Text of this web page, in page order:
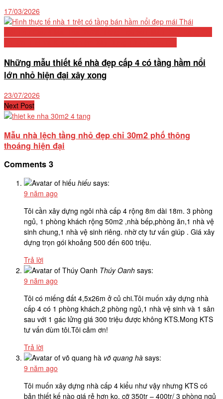
17/03/2026
Những mẫu thiết kế nhà đẹp cấp 4 có tầng hầm nổi
lớn nhỏ hiện đại xây xong
23/07/2026
Next Post
Mẫu nhà lệch tầng nhỏ đẹp chỉ 30m2 phố thông
thoáng hiện đại
Comments 3
hiếu says:
9 năm ago
Tôi cần xây dựng ngôi nhà cấp 4 rộng 8m dài 18m. 3 phòng
ngủ, 1 phòng khách rộng 50m2 ,nhà bếp,phòng ăn,1 nhà vệ
sinh chung,1 nhà vệ sinh riêng. nhờ cty tư vấn giúp . Giá xây
dựng trọn gói khoảng 500 đến 600 triệu.
Trả lời
Thúy Oanh says:
9 năm ago
Tôi có miếng đất 4,5x26m ở củ chi.Tôi muốn xây dựng nhà
cấp 4 có 1 phòng khách,2 phòng ngủ,1 nhà vệ sinh và 1 sân
sau với 1 gác lửng giá 300 triệu được không KTS.Mong KTS
tư vấn dùm tôi.Tôi cảm ơn!
Trả lời
võ quang hà says:
9 năm ago
Tôi muốn xây dựng nhà cấp 4 kiểu như vậy nhưng KTS có
bản thiết kế nào giá rẻ hơn ko. cỡ 350tr – 400tr/ 3 phòng ngủ